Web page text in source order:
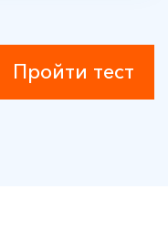
Пройти тест